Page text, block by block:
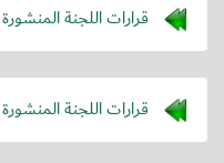
قرارات اللجنة
قرارات اللجنة